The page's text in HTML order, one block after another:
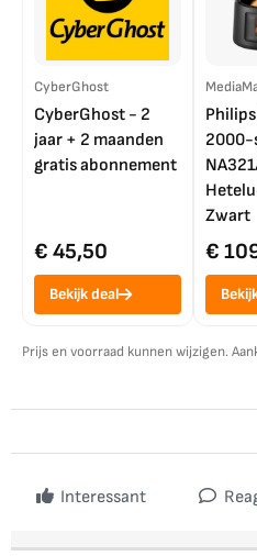
CyberGhost
CyberGhost - 2
jaar + 2 maanden
gratis abonnement
€ 45,50
Bekijk deal
2000-
Zwart
€
Prijs en voorraad kunnen wijzigen.
Interessant